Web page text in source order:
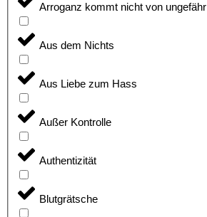
Arroganz kommt nicht von ungefähr
Aus dem Nichts
Aus Liebe zum Hass
Außer Kontrolle
Authentizität
Blutgrätsche